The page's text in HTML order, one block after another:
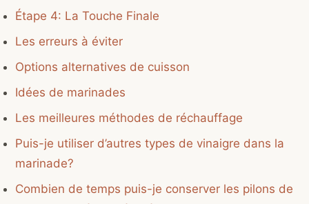
Étape 4: La Touche Finale
Les erreurs à éviter
Options alternatives de cuisson
Idées de marinades
Les meilleures méthodes de réchauffage
Puis-je utiliser d’autres types de vinaigre dans la
marinade?
Combien de temps puis-je conserver les pilons de